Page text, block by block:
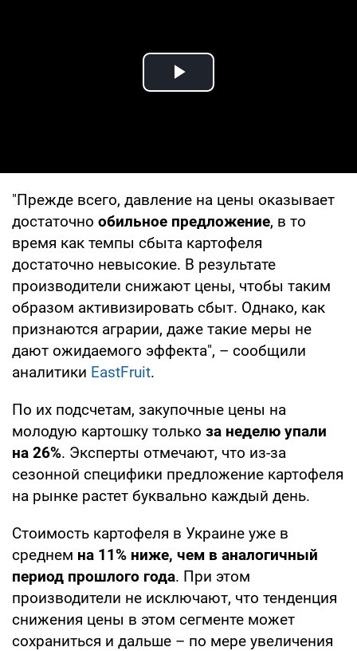
Play Video
"Прежде всего, давление на цены оказывает
достаточно обильное предложение, в то
время как темпы сбыта картофеля
достаточно невысокие. В результате
производители снижают цены, чтобы таким
образом активизировать сбыт. Однако, как
признаются аграрии, даже такие меры не
дают ожидаемого эффекта", – сообщили
аналитики EastFruit.
По их подсчетам, закупочные цены на
молодую картошку только за неделю упали
на 26%. Эксперты отмечают, что из-за
сезонной специфики предложение картофеля
на рынке растет буквально каждый день.
Стоимость картофеля в Украине уже в
среднем на 11% ниже, чем в аналогичный
период прошлого года. При этом
производители не исключают, что тенденция
снижения цены в этом сегменте может
сохраниться и дальше – по мере увеличения